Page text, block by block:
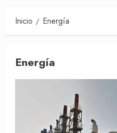
Inicio Energía
Energía